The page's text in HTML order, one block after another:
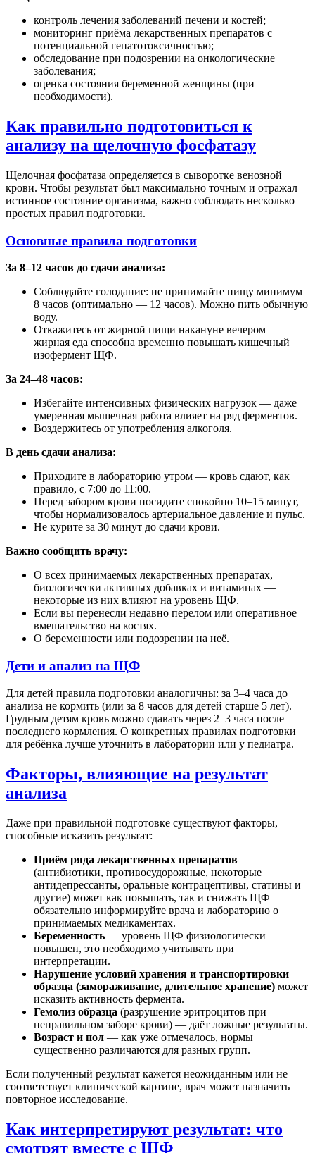
контроль лечения заболеваний печени и костей;
мониторинг приёма лекарственных препаратов с
потенциальной гепатотоксичностью;
обследование при подозрении на онкологические
заболевания;
оценка состояния беременной женщины (при
необходимости).
Как правильно подготовиться к
анализу на щелочную фосфатазу
Щелочная фосфатаза определяется в сыворотке венозной
крови. Чтобы результат был максимально точным и отражал
истинное состояние организма, важно соблюдать несколько
простых правил подготовки.
Основные правила подготовки
За 8–12 часов до сдачи анализа:
Соблюдайте голодание: не принимайте пищу минимум
8 часов (оптимально — 12 часов). Можно пить обычную
воду.
Откажитесь от жирной пищи накануне вечером —
жирная еда способна временно повышать кишечный
изофермент ЩФ.
За 24–48 часов:
Избегайте интенсивных физических нагрузок — даже
умеренная мышечная работа влияет на ряд ферментов.
Воздержитесь от употребления алкоголя.
В день сдачи анализа:
Приходите в лабораторию утром — кровь сдают, как
правило, с 7:00 до 11:00.
Перед забором крови посидите спокойно 10–15 минут,
чтобы нормализовалось артериальное давление и пульс.
Не курите за 30 минут до сдачи крови.
Важно сообщить врачу:
О всех принимаемых лекарственных препаратах,
биологически активных добавках и витаминах —
некоторые из них влияют на уровень ЩФ.
Если вы перенесли недавно перелом или оперативное
вмешательство на костях.
О беременности или подозрении на неё.
Дети и анализ на ЩФ
Для детей правила подготовки аналогичны: за 3–4 часа до
анализа не кормить (или за 8 часов для детей старше 5 лет).
Грудным детям кровь можно сдавать через 2–3 часа после
последнего кормления. О конкретных правилах подготовки
для ребёнка лучше уточнить в лаборатории или у педиатра.
Факторы, влияющие на результат
анализа
Даже при правильной подготовке существуют факторы,
способные исказить результат:
Приём ряда лекарственных препаратов
(антибиотики, противосудорожные, некоторые
антидепрессанты, оральные контрацептивы, статины и
другие) может как повышать, так и снижать ЩФ —
обязательно информируйте врача и лабораторию о
принимаемых медикаментах.
Беременность — уровень ЩФ физиологически
повышен, это необходимо учитывать при
интерпретации.
Нарушение условий хранения и транспортировки
образца (замораживание, длительное хранение) может
исказить активность фермента.
Гемолиз образца (разрушение эритроцитов при
неправильном заборе крови) — даёт ложные результаты.
Возраст и пол — как уже отмечалось, нормы
существенно различаются для разных групп.
Если полученный результат кажется неожиданным или не
соответствует клинической картине, врач может назначить
повторное исследование.
Как интерпретируют результат: что
смотрят вместе с ЩФ